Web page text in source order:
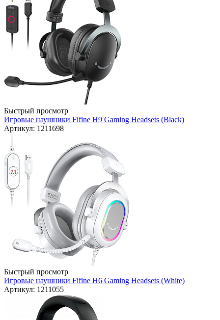
Быстрый просмотр
Игровые наушники Fifine H9 Gaming Headsets (Black)
Артикул: 1211698
Быстрый просмотр
Игровые наушники Fifine H6 Gaming Headsets (White)
Артикул: 1211055